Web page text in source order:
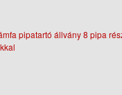
pipatartó állvány 8 pipa